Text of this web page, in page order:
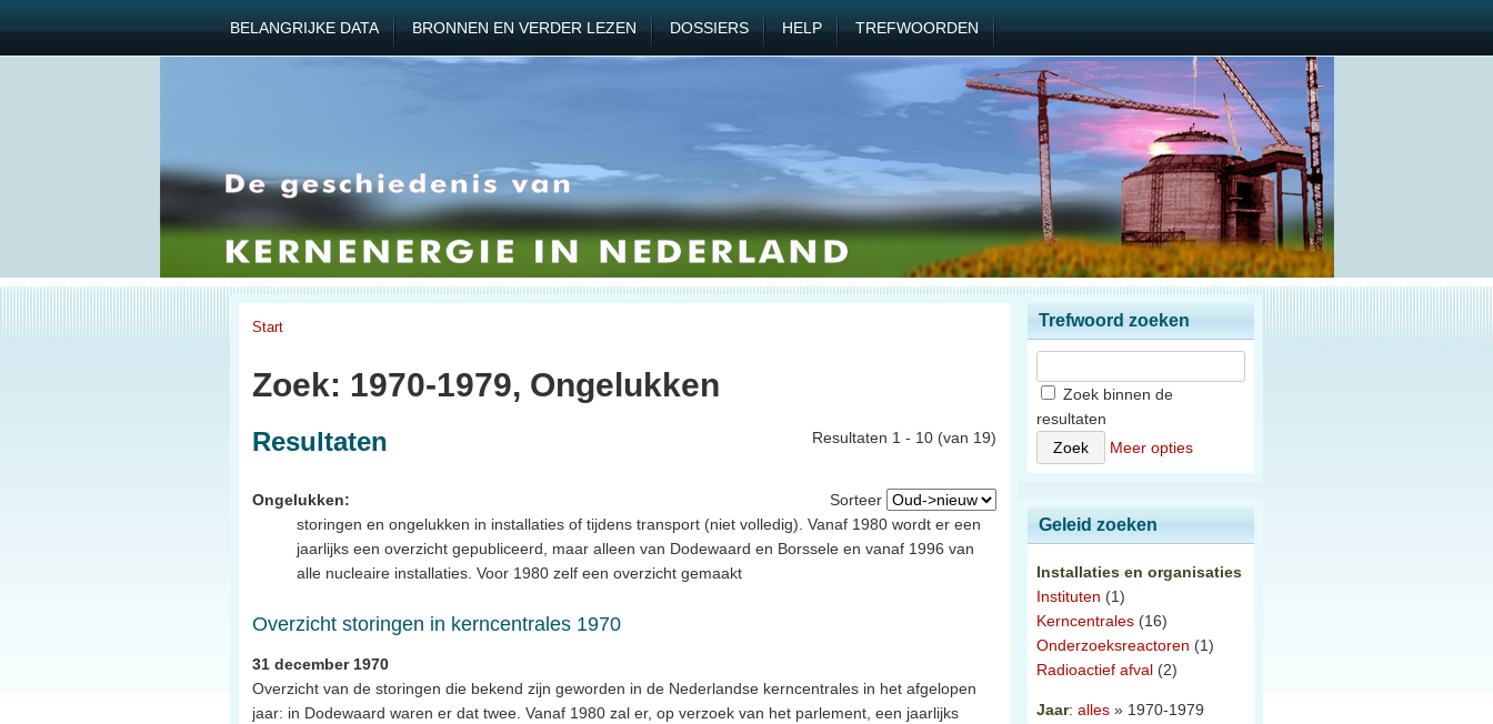
BELANGRIJKE DATA BRONNEN EN VERDER LEZEN DOSSIERS HELP TREFWOORDEN
Start
Zoek: 1970-1979, Ongelukken
Resultaten 1 - 10 (van 19)
Resultaten
Sorteer
Ongelukken:
storingen en ongelukken in installaties of tijdens transport (niet volledig). Vanaf 1980 wordt er een
jaarlijks een overzicht gepubliceerd, maar alleen van Dodewaard en Borssele en vanaf 1996 van
alle nucleaire installaties. Voor 1980 zelf een overzicht gemaakt
Overzicht storingen in kerncentrales 1970
31 december 1970
Overzicht van de storingen die bekend zijn geworden in de Nederlandse kerncentrales in het afgelopen
jaar: in Dodewaard waren er dat twee. Vanaf 1980 zal er, op verzoek van het parlement, een jaarlijks
Trefwoord zoeken
Zoek binnen de
resultaten
Meer opties
Geleid zoeken
Installaties en organisaties
Instituten (1)
Kerncentrales (16)
Onderzoeksreactoren (1)
Radioactief afval (2)
Jaar: alles » 1970-1979